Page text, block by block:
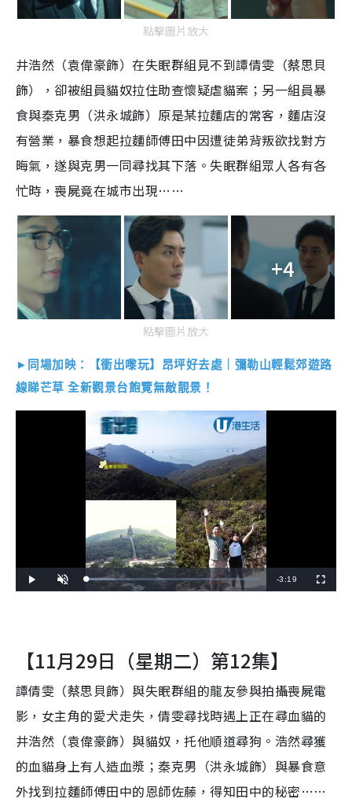
點擊圖片放大
井浩然（袁偉豪飾）在失眠群組見不到譚倩雯（蔡思貝
飾），卻被組員貓奴拉住助查懷疑虐貓案；另一組員暴
食與秦克男（洪永城飾）原是某拉麵店的常客，麵店沒
有營業，暴食想起拉麵師傅田中因遭徒弟背叛欲找對方
晦氣，遂與克男一同尋找其下落。失眠群組眾人各有各
忙時，喪屍竟在城市出現……
+4
點擊圖片放大
►同場加映：【衝出嚟玩】昂坪好去處｜彌勒山輕鬆郊遊路
線睇芒草 全新觀景台飽覽無敵靚景！
l
n
L
o
.
2
8
R
n
i
n
g
T
-3:19
u
【11月29日（星期二）第12集】
譚倩雯（蔡思貝飾）與失眠群組的龍友參與拍攝喪屍電
影，女主角的愛犬走失，倩雯尋找時遇上正在尋血貓的
井浩然（袁偉豪飾）與貓奴，托他順道尋狗。浩然尋獲
的血貓身上有人造血漿；秦克男（洪永城飾）與暴食意
外找到拉麵師傅田中的恩師佐藤，得知田中的秘密……